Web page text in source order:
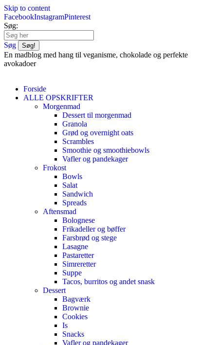
Skip to content
FacebookInstagramPinterest
Søg:
Søg
En madblog med hang til veganisme, chokolade og perfekte
avokadoer
Forside
ALLE OPSKRIFTER
Morgenmad
Dessert til morgenmad
Granola
Grød og overnight oats
Scrambles
Smoothie og smoothiebowls
Vafler og pandekager
Frokost
Bowls
Salat
Sandwich
Spreads
Aftensmad
Bolognese
Frikadeller og bøffer
Farsbrød og stege
Lasagne
Pastaretter
Simreretter
Suppe
Tacos, burritos og andet snask
Dessert
Bagværk
Brownie
Cookies
Is
Snacks
Vafler og pandekager